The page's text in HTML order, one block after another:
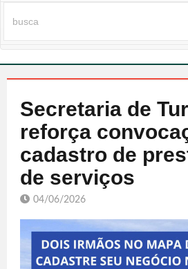
Secretaria de
reforça
cadastro de
de serviços
04/06/2026